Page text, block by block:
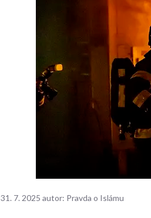
31. 7. 2025 autor: Pravda o Islámu